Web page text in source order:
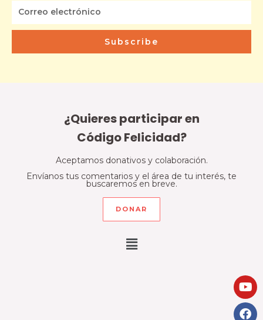
Subscribe
¿Quieres participar en
Código Felicidad?
Aceptamos donativos y colaboración.
Envíanos tus comentarios y el área de tu interés, te
buscaremos en breve.
DONAR